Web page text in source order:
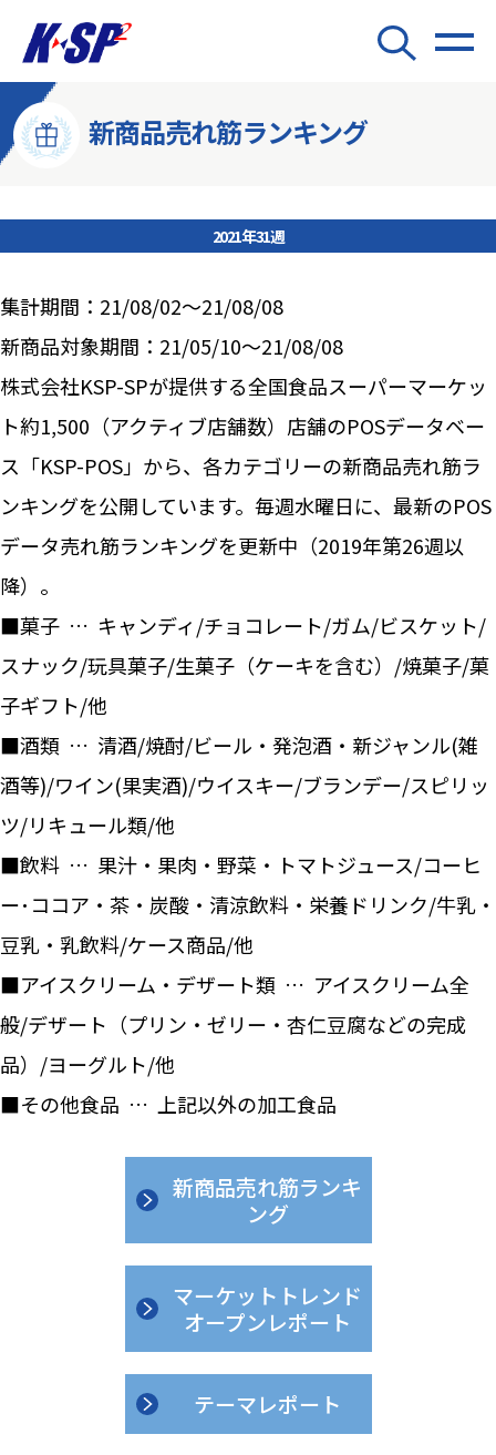
新商品売れ筋ランキング
2021年31週
集計期間：21/08/02～21/08/08
新商品対象期間：21/05/10～21/08/08
株式会社KSP-SPが提供する全国食品スーパーマーケッ
ト約1,500（アクティブ店舗数）店舗のPOSデータベー
ス「KSP-POS」から、各カテゴリーの新商品売れ筋ラ
ンキングを公開しています。毎週水曜日に、最新のPOS
データ売れ筋ランキングを更新中（2019年第26週以
降）。
■菓子 … キャンディ/チョコレート/ガム/ビスケット/
スナック/玩具菓子/生菓子（ケーキを含む）/焼菓子/菓
子ギフト/他
■酒類 … 清酒/焼酎/ビール・発泡酒・新ジャンル(雑
酒等)/ワイン(果実酒)/ウイスキー/ブランデー/スピリッ
ツ/リキュール類/他
■飲料 … 果汁・果肉・野菜・トマトジュース/コーヒ
ー･ココア・茶・炭酸・清涼飲料・栄養ドリンク/牛乳・
豆乳・乳飲料/ケース商品/他
■アイスクリーム・デザート類 … アイスクリーム全
般/デザート（プリン・ゼリー・杏仁豆腐などの完成
品）/ヨーグルト/他
■その他食品 … 上記以外の加工食品
新商品売れ筋ランキ
ング
マーケットトレンド
オープンレポート
テーマレポート